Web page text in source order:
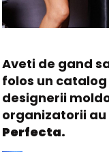
Aveti de gand
folos un
designerii
organizatorii
Perfecta.